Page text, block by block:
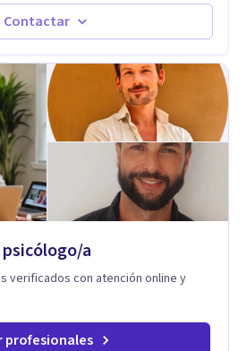
y de trauma, psicología
integrando actualmente la
Mi abordaje también incorpora
ecopsicología y el trabajo
entendiendo que cada
único y requiere una mirada
Contactar
a
verificados con atención online y
profesionales